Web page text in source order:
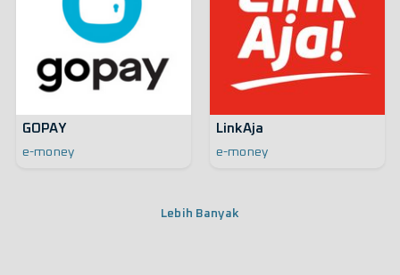
GOPAY
e-money
LinkAja
e-money
Lebih Banyak